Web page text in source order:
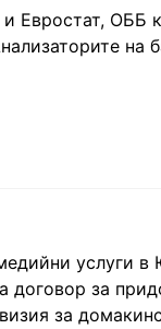
Евростат, ОББ
на
услуги в
договор за
за